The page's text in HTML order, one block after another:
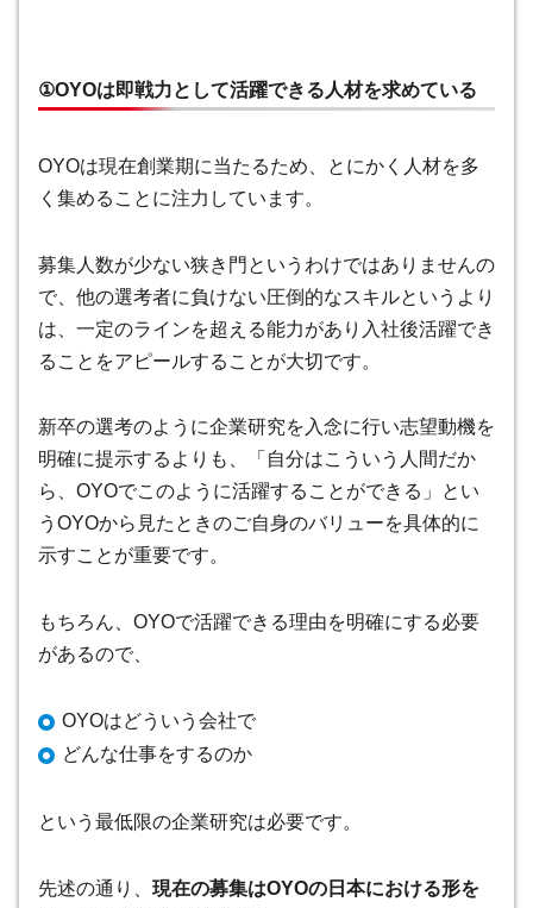
①OYOは即戦力として活躍できる人材を求めている
OYOは現在創業期に当たるため、とにかく人材を多
く集めることに注力しています。
募集人数が少ない狭き門というわけではありませんの
で、他の選考者に負けない圧倒的なスキルというより
は、一定のラインを超える能力があり入社後活躍でき
ることをアピールすることが大切です。
新卒の選考のように企業研究を入念に行い志望動機を
明確に提示するよりも、「自分はこういう人間だか
ら、OYOでこのように活躍することができる」とい
うOYOから見たときのご自身のバリューを具体的に
示すことが重要です。
もちろん、OYOで活躍できる理由を明確にする必要
があるので、
OYOはどういう会社で
どんな仕事をするのか
という最低限の企業研究は必要です。
先述の通り、 現在の募集はOYOの日本における形を